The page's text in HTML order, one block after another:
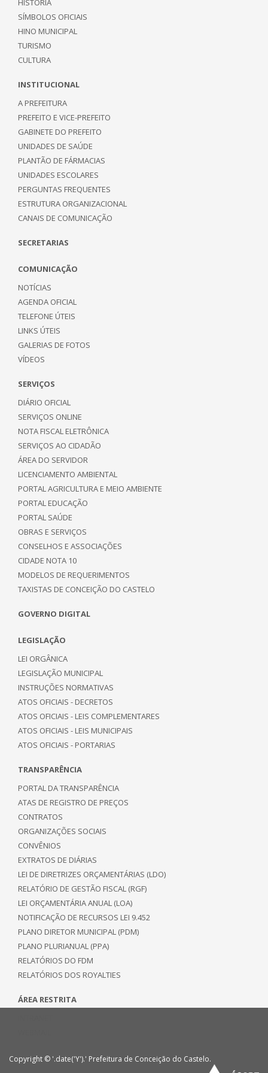
HISTÓRIA
SÍMBOLOS OFICIAIS
HINO MUNICIPAL
TURISMO
CULTURA
INSTITUCIONAL
A PREFEITURA
PREFEITO E VICE-PREFEITO
GABINETE DO PREFEITO
UNIDADES DE SAÚDE
PLANTÃO DE FÁRMACIAS
UNIDADES ESCOLARES
PERGUNTAS FREQUENTES
ESTRUTURA ORGANIZACIONAL
CANAIS DE COMUNICAÇÃO
SECRETARIAS
COMUNICAÇÃO
NOTÍCIAS
AGENDA OFICIAL
TELEFONE ÚTEIS
LINKS ÚTEIS
GALERIAS DE FOTOS
VÍDEOS
SERVIÇOS
DIÁRIO OFICIAL
SERVIÇOS ONLINE
NOTA FISCAL ELETRÔNICA
SERVIÇOS AO CIDADÃO
ÁREA DO SERVIDOR
LICENCIAMENTO AMBIENTAL
PORTAL AGRICULTURA E MEIO AMBIENTE
PORTAL EDUCAÇÃO
PORTAL SAÚDE
OBRAS E SERVIÇOS
CONSELHOS E ASSOCIAÇÕES
CIDADE NOTA 10
MODELOS DE REQUERIMENTOS
TAXISTAS DE CONCEIÇÃO DO CASTELO
GOVERNO DIGITAL
LEGISLAÇÃO
LEI ORGÂNICA
LEGISLAÇÃO MUNICIPAL
INSTRUÇÕES NORMATIVAS
ATOS OFICIAIS - DECRETOS
ATOS OFICIAIS - LEIS COMPLEMENTARES
ATOS OFICIAIS - LEIS MUNICIPAIS
ATOS OFICIAIS - PORTARIAS
TRANSPARÊNCIA
PORTAL DA TRANSPARÊNCIA
ATAS DE REGISTRO DE PREÇOS
CONTRATOS
ORGANIZAÇÕES SOCIAIS
CONVÊNIOS
EXTRATOS DE DIÁRIAS
LEI DE DIRETRIZES ORÇAMENTÁRIAS (LDO)
RELATÓRIO DE GESTÃO FISCAL (RGF)
LEI ORÇAMENTÁRIA ANUAL (LOA)
NOTIFICAÇÃO DE RECURSOS LEI 9.452
PLANO DIRETOR MUNICIPAL (PDM)
PLANO PLURIANUAL (PPA)
RELATÓRIOS DO FDM
RELATÓRIOS DOS ROYALTIES
ÁREA RESTRITA
Copyright © '.date('Y').' Prefeitura de Conceição do Castelo.